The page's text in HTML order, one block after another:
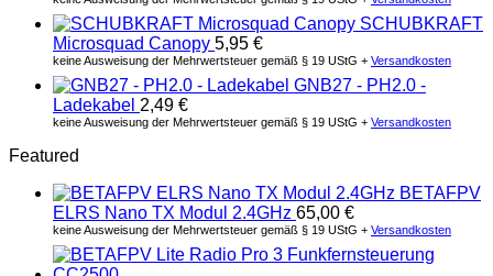
SCHUBKRAFT
Microsquad Canopy 5,95 €
keine Ausweisung der Mehrwertsteuer gemäß § 19 UStG + Versandkosten
GNB27 - PH2.0 -
Ladekabel 2,49 €
keine Ausweisung der Mehrwertsteuer gemäß § 19 UStG + Versandkosten
Featured
BETAFPV
ELRS Nano TX Modul 2.4GHz 65,00 €
keine Ausweisung der Mehrwertsteuer gemäß § 19 UStG + Versandkosten